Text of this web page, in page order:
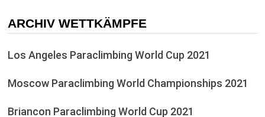
ARCHIV WETTKÄMPFE
Los Angeles Paraclimbing World Cup 2021
Moscow Paraclimbing World Championships 2021
Briancon Paraclimbing World Cup 2021